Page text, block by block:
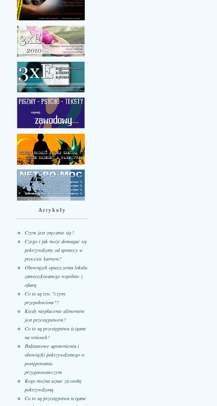
Artykuły
Czym jest znęcanie się?
Czego i jak może domagać się
pokrzywdzony od sprawcy w
procesie karnym?
Obowiązek opuszczenia lokalu
zamieszkiwanego wspólnie z
ofiarą
Co to są tzw. "czyny
przepołowione"?
Kiedy niepłacenie alimentów
jest przestępstwem?
Co to są przestępstwa ścigane
na wniosek?
Podstawowe uprawnienia i
obowiązki pokrzywdzonego w
postępowaniu
przygotowawczym
Kogo można uznać za osobę
pokrzywdzoną
Co to są przestępstwa ścigane